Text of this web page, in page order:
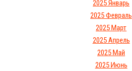
2025 Январь
2025 Февраль
2025 Март
2025 Апрель
2025 Май
2025 Июнь